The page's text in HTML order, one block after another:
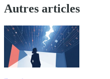
Autres articles